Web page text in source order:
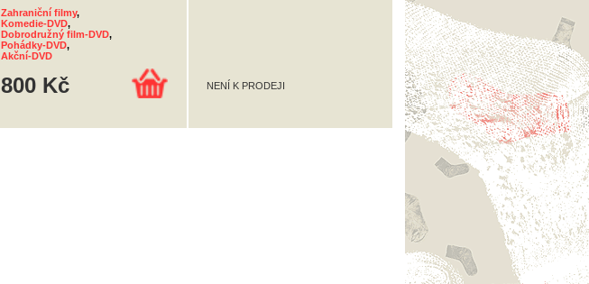
Zahraniční filmy,
Komedie-DVD,
Dobrodružný film-DVD,
Pohádky-DVD,
Akční-DVD
800 Kč NENÍ K PRODEJI